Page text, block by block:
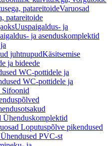
patareitoideVaruosad
patareitoide
Uuspaigaldus- ja
ja asenduskomplektid
juhtnupudKäsitsemise
ja bideede
WC-pottidele ja
WC-pottidele ja
Sifoonid
Ühenduskomplektid
Loputuspõlve pikendused
PVC-st